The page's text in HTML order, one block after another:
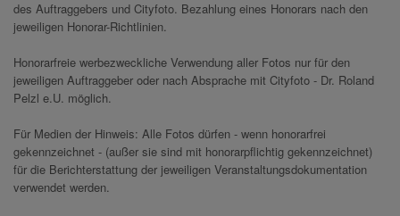
des Auftraggebers und Cityfoto. Bezahlung eines Honorars nach den
jeweiligen Honorar-Richtlinien.
Honorarfreie werbezweckliche Verwendung aller Fotos nur für den
jeweiligen Auftraggeber oder nach Absprache mit Cityfoto - Dr. Roland
Pelzl e.U. möglich.
Für Medien der Hinweis: Alle Fotos dürfen - wenn honorarfrei
gekennzeichnet - (außer sie sind mit honorarpflichtig gekennzeichnet)
für die Berichterstattung der jeweiligen Veranstaltungsdokumentation
verwendet werden.